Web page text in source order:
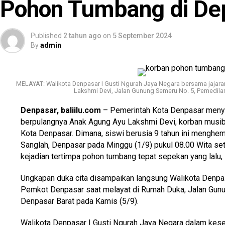
80,86%
Sebagai generasi penerus Bali mereka memberikan
membangun infrastruktur fisik selama ini. Namun di sisi
kembali ide dan gagasan dalam menumbuhkan rasa
krama Bali. Yang terikat dalam konsep “menyama braya”
Bali.
“Sinergi GP Bali bukan hanya kata, tapi komitmen untuk
tumbuh dan berkembang dengan harmoni. Sebagai
yang ada di Bali. Dan kami melihat itu ada pada pasangan
koordinator KG Movement di sela kegiatan.(*/gs)
Pohon Tumbang di
Published 2 tahun ago on 5 September 2024
Byadmin
MELAYAT: Walikota Denpasar I Gusti Ngurah Jaya Negara bersama
Lakshmi Devi, Jalan Gunung Semeru No. 5,
Denpasar, baliilu.com – Pemerintah Kota Denpasar
berpulangnya Anak Agung Ayu Lakshmi Devi, korban
Kota Denpasar. Dimana, siswi berusia 9 tahun ini
Sanglah, Denpasar pada Minggu (1/9) pukul 08.00 Wita
kejadian tertimpa pohon tumbang tepat sepekan yang
Ungkapan duka cita disampaikan langsung Walikota
Pemkot Denpasar saat melayat di Rumah Duka, Jalan
Denpasar Barat pada Kamis (5/9).
Walikota Denpasar I Gusti Ngurah Jaya Negara dalam